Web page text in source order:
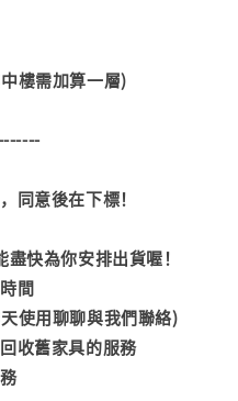
樓需加算一層)
同意後在下標！
快為你安排出貨喔！
間
使用聊聊與我們聯絡)
收舊家具的服務